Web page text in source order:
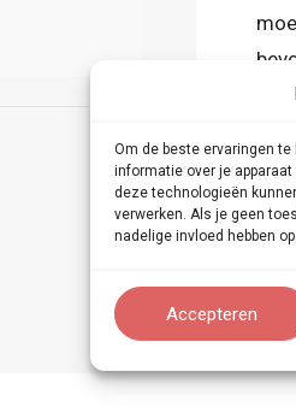
Om de beste ervaringen
informatie over je
deze technologieën
verwerken. Als je geen
nadelige invloed hebben
Accepteren